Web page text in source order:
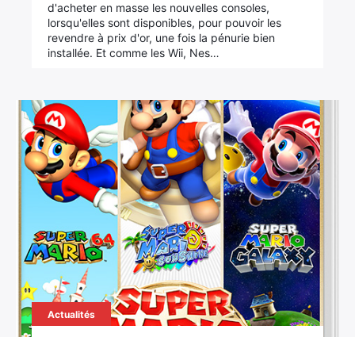
d'acheter en masse les nouvelles consoles,
lorsqu'elles sont disponibles, pour pouvoir les
revendre à prix d'or, une fois la pénurie bien
installée. Et comme les Wii, Nes…
Actualités